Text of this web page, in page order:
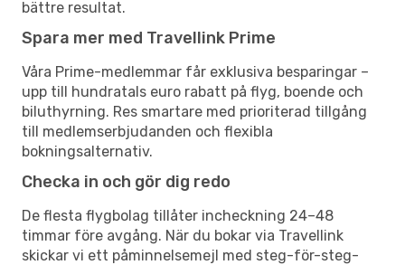
bättre resultat.
Spara mer med Travellink Prime
Våra Prime-medlemmar får exklusiva besparingar –
upp till hundratals euro rabatt på flyg, boende och
biluthyrning. Res smartare med prioriterad tillgång
till medlemserbjudanden och flexibla
bokningsalternativ.
Checka in och gör dig redo
De flesta flygbolag tillåter incheckning 24–48
timmar före avgång. När du bokar via Travellink
skickar vi ett påminnelsemejl med steg-för-steg-